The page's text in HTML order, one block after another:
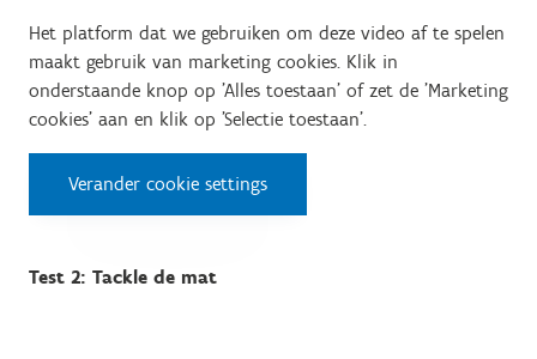
Het platform dat we gebruiken om deze video af te spelen
maakt gebruik van marketing cookies. Klik in
onderstaande knop op 'Alles toestaan' of zet de 'Marketing
cookies' aan en klik op 'Selectie toestaan'.
Verander cookie settings
Test 2: Tackle de mat